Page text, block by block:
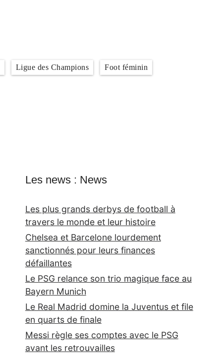
Ligue des Champions Foot féminin
Les news : News
Les plus grands derbys de football à
travers le monde et leur histoire
Chelsea et Barcelone lourdement
sanctionnés pour leurs finances
défaillantes
Le PSG relance son trio magique face au
Bayern Munich
Le Real Madrid domine la Juventus et file
en quarts de finale
Messi règle ses comptes avec le PSG
avant les retrouvailles